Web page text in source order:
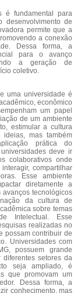
é fundamental para
desenvolvimento de
permite que a
a conexão
Dessa forma, a
para o avanço
a geração de
coletivo.
uma universidade é
econômico
um papel
de um ambiente
estimular a cultura
ideias, mas também
prática do
deve ir
colaborativos onde
compartilhar
Esse ambiente
diretamente a
avanços tecnológicos
da cultura de
sobre temas
Intelectual. Esse
realizadas no
possam contribuir de
Universidades com
possuem grande
setores da
seja ampliado, é
que promovam um
Dessa forma, a
conhecimento, mas